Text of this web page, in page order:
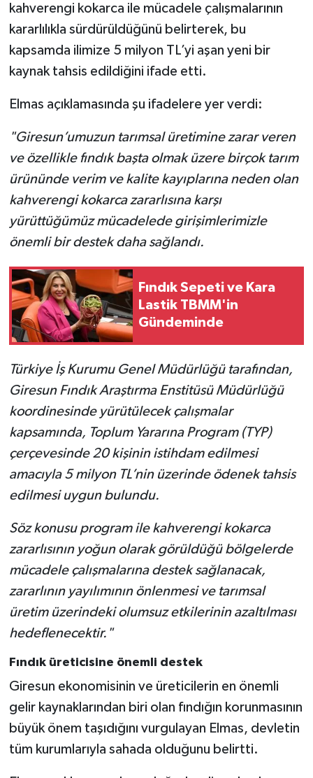
kahverengi kokarca ile mücadele çalışmalarının
kararlılıkla sürdürüldüğünü belirterek, bu
kapsamda ilimize 5 milyon TL’yi aşan yeni bir
kaynak tahsis edildiğini ifade etti.
Elmas açıklamasında şu ifadelere yer verdi:
"Giresun’umuzun tarımsal üretimine zarar veren
ve özellikle fındık başta olmak üzere birçok tarım
ürününde verim ve kalite kayıplarına neden olan
kahverengi kokarca zararlısına karşı
yürüttüğümüz mücadelede girişimlerimizle
önemli bir destek daha sağlandı.
Fındık Sepeti ve Kara
Lastik TBMM'in
Gündeminde
Türkiye İş Kurumu Genel Müdürlüğü tarafından,
Giresun Fındık Araştırma Enstitüsü Müdürlüğü
koordinesinde yürütülecek çalışmalar
kapsamında, Toplum Yararına Program (TYP)
çerçevesinde 20 kişinin istihdam edilmesi
amacıyla 5 milyon TL’nin üzerinde ödenek tahsis
edilmesi uygun bulundu.
Söz konusu program ile kahverengi kokarca
zararlısının yoğun olarak görüldüğü bölgelerde
mücadele çalışmalarına destek sağlanacak,
zararlının yayılımının önlenmesi ve tarımsal
üretim üzerindeki olumsuz etkilerinin azaltılması
hedeflenecektir."
Fındık üreticisine önemli destek
Giresun ekonomisinin ve üreticilerin en önemli
gelir kaynaklarından biri olan fındığın korunmasının
büyük önem taşıdığını vurgulayan Elmas, devletin
tüm kurumlarıyla sahada olduğunu belirtti.